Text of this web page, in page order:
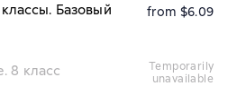
Базовый
from $6.09
8 класс
temporarily
unavailable